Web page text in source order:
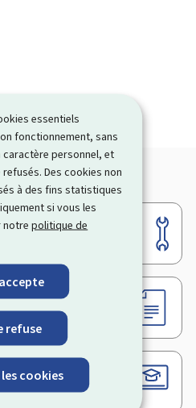
essentiels
fonctionnement, sans
caractère personnel, et
Des cookies non
à des fins statistiques
si vous les
notrepolitique de
refuse
les cookies